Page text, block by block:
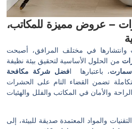
– عروض مميزة للمكاتب،
في مختلف المرافق، أصبحت
من الحلول الأساسية لتحقيق بيئة نظيفة
، باعتبارها افضل شركة مكافحة
تضمن القضاء التام على الحشرات
والأمان في المكاتب والفلل والهئيات
والمواد المعتمدة صديقة للبيئة، إلى